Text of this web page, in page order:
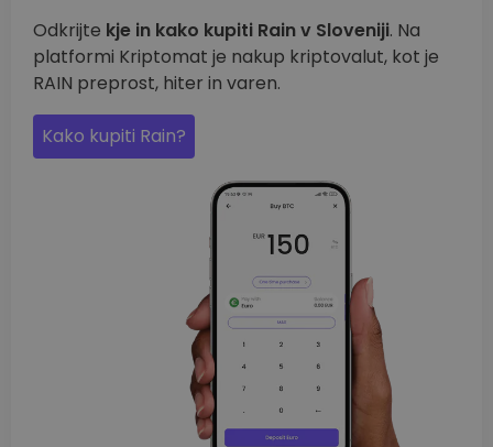
Odkrijte kje in kako kupiti Rain v Sloveniji. Na
platformi Kriptomat je nakup kriptovalut, kot je
RAIN preprost, hiter in varen.
Kako kupiti Rain?